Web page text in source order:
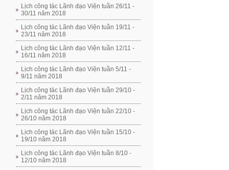
Lịch công tác Lãnh đạo Viện tuần 26/11 -
30/11 năm 2018
Lịch công tác Lãnh đạo Viện tuần 19/11 -
23/11 năm 2018
Lịch công tác Lãnh đạo Viện tuần 12/11 -
16/11 năm 2018
Lịch công tác Lãnh đạo Viện tuần 5/11 -
9/11 năm 2018
Lịch công tác Lãnh đạo Viện tuần 29/10 -
2/11 năm 2018
Lịch công tác Lãnh đạo Viện tuần 22/10 -
26/10 năm 2018
Lịch công tác Lãnh đạo Viện tuần 15/10 -
19/10 năm 2018
Lịch công tác Lãnh đạo Viện tuần 8/10 -
12/10 năm 2018